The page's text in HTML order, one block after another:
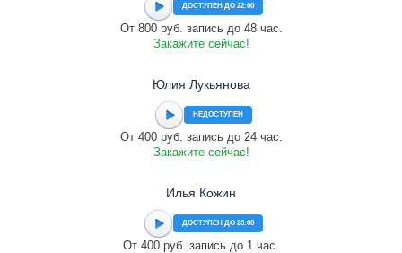
ДОСТУПЕН ДО 22:00
От 800 руб. запись до 48 час.
Закажите сейчас!
Юлия Лукьянова
НЕДОСТУПЕН
От 400 руб. запись до 24 час.
Закажите сейчас!
Илья Кожин
ДОСТУПЕН ДО 23:00
От 400 руб. запись до 1 час.